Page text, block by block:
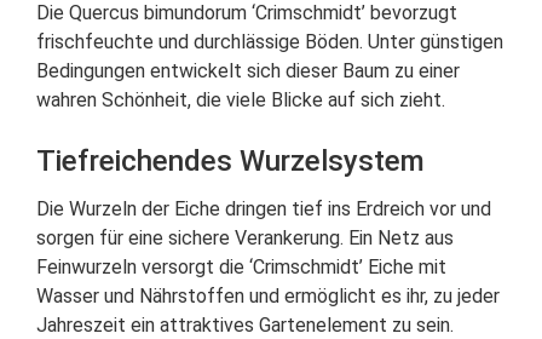
Die Quercus bimundorum ‘Crimschmidt’ bevorzugt
frischfeuchte und durchlässige Böden. Unter günstigen
Bedingungen entwickelt sich dieser Baum zu einer
wahren Schönheit, die viele Blicke auf sich zieht.
Tiefreichendes Wurzelsystem
Die Wurzeln der Eiche dringen tief ins Erdreich vor und
sorgen für eine sichere Verankerung. Ein Netz aus
Feinwurzeln versorgt die ‘Crimschmidt’ Eiche mit
Wasser und Nährstoffen und ermöglicht es ihr, zu jeder
Jahreszeit ein attraktives Gartenelement zu sein.